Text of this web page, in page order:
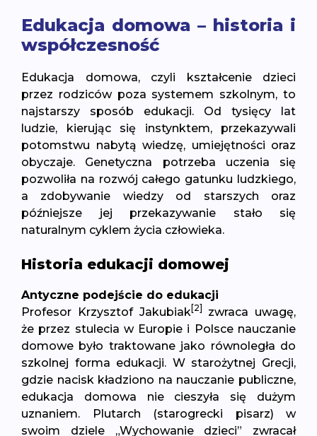
Edukacja domowa – historia i
współczesność
Edukacja domowa, czyli kształcenie dzieci
przez rodziców poza systemem szkolnym, to
najstarszy sposób edukacji. Od tysięcy lat
ludzie, kierując się instynktem, przekazywali
potomstwu nabytą wiedzę, umiejętności oraz
obyczaje. Genetyczna potrzeba uczenia się
pozwoliła na rozwój całego gatunku ludzkiego,
a zdobywanie wiedzy od starszych oraz
późniejsze jej przekazywanie stało się
naturalnym cyklem życia człowieka.
Historia edukacji domowej
Antyczne podejście do edukacji
Profesor Krzysztof Jakubiak [2]
zwraca uwagę,
że przez stulecia w Europie i Polsce nauczanie
domowe było traktowane jako równoległa do
szkolnej forma edukacji. W starożytnej Grecji,
gdzie nacisk kładziono na nauczanie publiczne,
edukacja domowa nie cieszyła się dużym
uznaniem. Plutarch (starogrecki pisarz) w
swoim dziele „Wychowanie dzieci” zwracał